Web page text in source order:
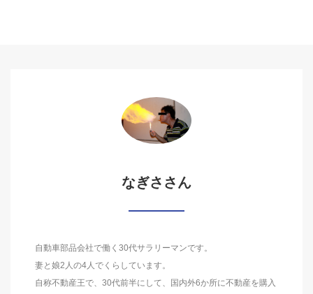
なぎささん
自動車部品会社で働く30代サラリーマンです。
妻と娘2人の4人でくらしています。
自称不動産王で、30代前半にして、国内外6か所に不動産を購入